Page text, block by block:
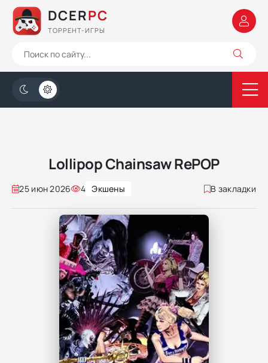
DCERPC
ТОРРЕНТ-ИГРЫ
Lollipop Chainsaw RePOP
25 июн 2026 4 Экшены В закладки